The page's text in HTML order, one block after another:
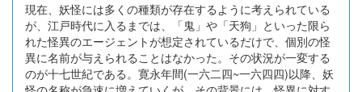
現在、妖怪には多くの種類が存在するように考えられている
が、江戸時代に入るまでは、「鬼」や「天狗」といった限ら
れた怪異のエージェントが想定されているだけで、個別の怪
異に名前が与えられることはなかった。その状況が一変する
のが十七世紀である。寛永年間(一六二四~一六四四)以降、妖